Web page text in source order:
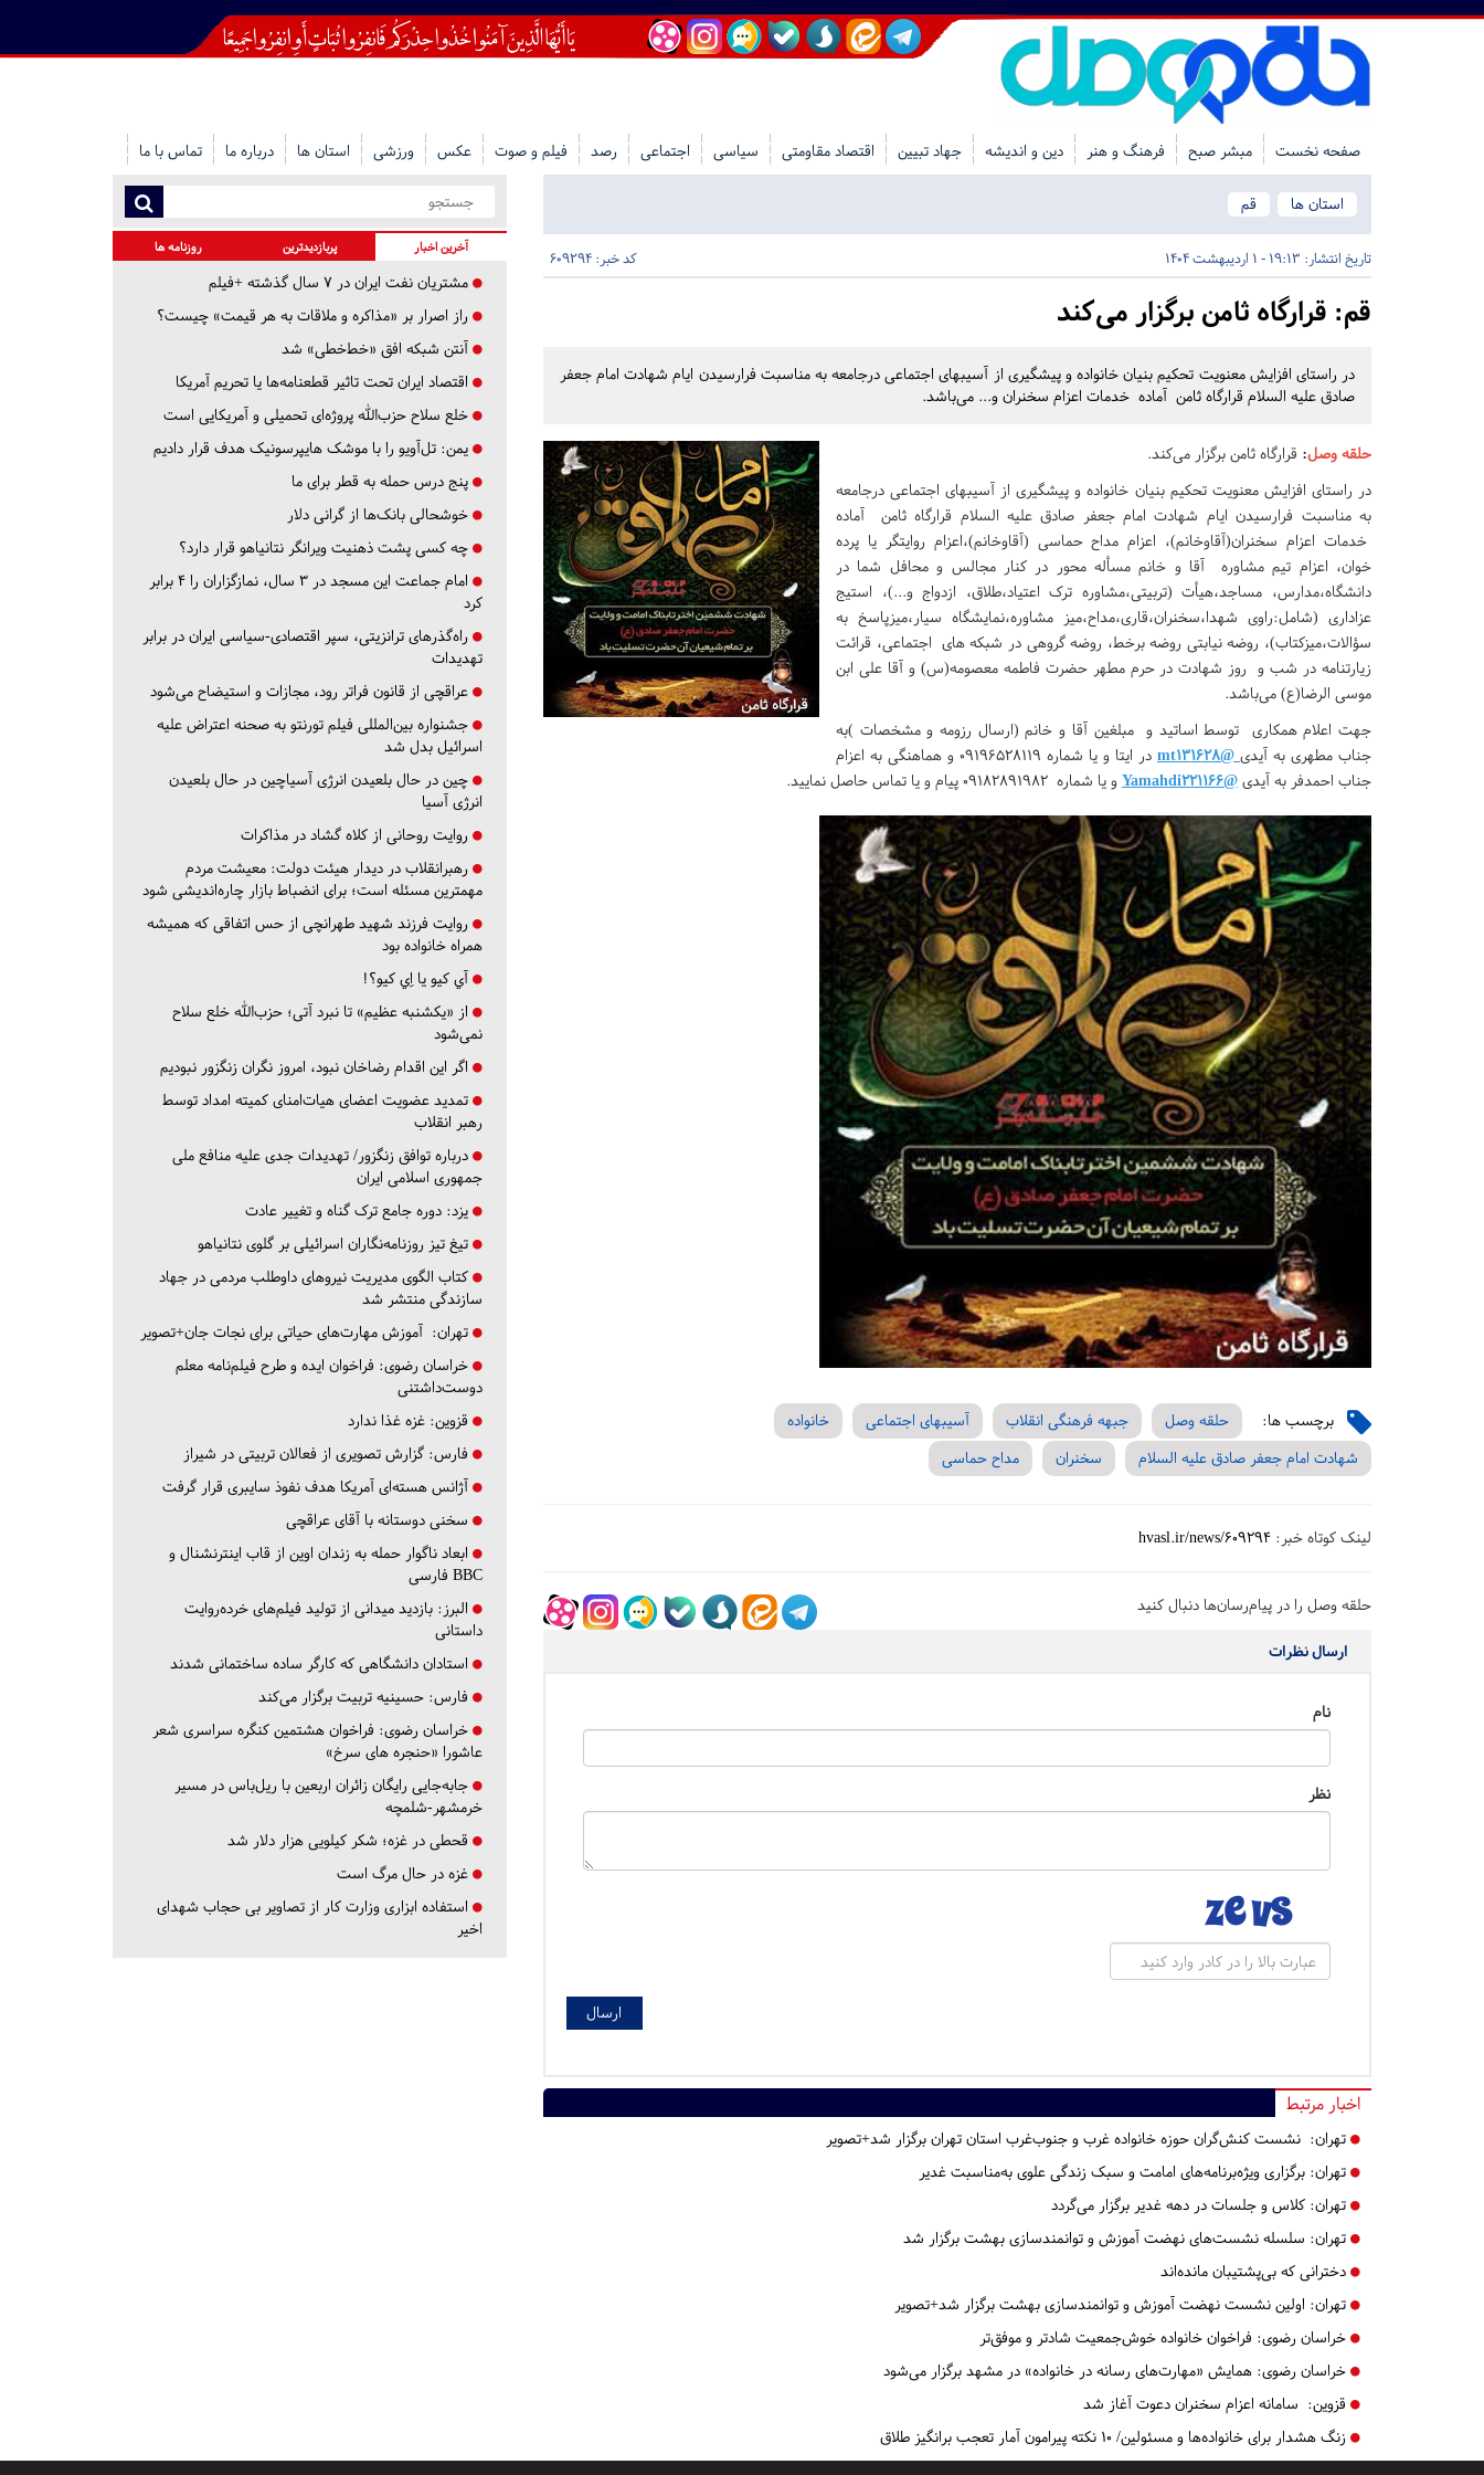
صفحه نخست مبشر صبح فرهنگ و هنر دین و اندیشه جهاد تبیین اقتصاد مقاومتی سیاسی اجتماعی رصد فیلم و صوت عکس ورزشی استان ها درباره ما تماس با ما
استان ها قم
تاریخ انتشار: 19:13 - 1 اردیبهشت 1404 کد خبر: 609294
قم: قرارگاه ثامن برگزار می‌کند
در راستای افزایش معنویت تحکیم بنیان خانواده و پیشگیری از آسیبهای اجتماعی درجامعه به مناسبت فرارسیدن ایام شهادت امام جعفر
صادق علیه السلام قرارگاه ثامن آماده خدمات اعزام سخنران و... می‌باشد.
حلقه وصل: قرارگاه ثامن برگزار می‌کند.
در راستای افزایش معنویت تحکیم بنیان خانواده و پیشگیری از آسیبهای اجتماعی درجامعه
به مناسبت فرارسیدن ایام شهادت امام جعفر صادق علیه السلام قرارگاه ثامن آماده
خدمات اعزام سخنران(آقاوخانم)، اعزام مداح حماسی (آقاوخانم)،اعزام روایتگر یا پرده
خوان، اعزام تیم مشاوره آقا و خانم مسأله محور در کنار مجالس و محافل شما در
دانشگاه،مدارس، مساجد،هیأت (تربیتی،مشاوره ترک اعتیاد،طلاق، ازدواج و...)، استیج
عزاداری (شامل:راوی شهدا،سخنران،قاری،مداح،میز مشاوره،نمایشگاه سیار،میزپاسخ به
سؤالات،میزکتاب)، روضه نیابتی روضه برخط، روضه گروهی در شبکه های اجتماعی، قرائت
زیارتنامه در شب و روز شهادت در حرم مطهر حضرت فاطمه معصومه(س) و آقا علی ابن
موسی الرضا(ع) می‌باشد.
جهت اعلام همکاری توسط اساتید و مبلغین آقا و خانم (ارسال رزومه و مشخصات )به
جناب مطهری به آیدی @mt131628
در ایتا و یا شماره 09196528119 و هماهنگی به اعزام
جناب احمدفر به آیدی @Yamahdi221166 و یا شماره 09182891982 پیام و یا تماس حاصل نمایید.
برچسب ها: حلقه وصل جبهه فرهنگی انقلاب آسیبهای اجتماعی
خانواده
شهادت امام جعفر صادق علیه السلام
سخنران مداح حماسی
لینک کوتاه خبر: hvasl.ir/news/609294
حلقه وصل را در پیام‌رسان‌ها دنبال کنید
ارسال نظرات
نام
نظر
اخبار مرتبط
تهران: نشست کنش‌گران حوزه خانواده غرب و جنوب‌غرب استان تهران برگزار شد+تصویر
تهران: برگزاری ویژه‌برنامه‌های امامت و سبک زندگی علوی به‌مناسبت غدیر
تهران: کلاس و جلسات در دهه غدیر برگزار می‌گردد
تهران: سلسله نشست‌های نهضت آموزش و توانمندسازی بهشت برگزار شد
دخترانی که بی‌پشتیبان مانده‌اند
تهران: اولین نشست نهضت آموزش و توانمندسازی بهشت برگزار شد+تصویر
خراسان رضوی: فراخوان خانواده خوش‌جمعیت شادتر و موفق‌تر
خراسان رضوی: همایش «مهارت‌های رسانه در خانواده» در مشهد برگزار می‌شود
قزوین: سامانه اعزام سخنران دعوت آغاز شد
زنگ هشدار برای خانواده‌ها و مسئولین/ ۱۰ نکته پیرامون آمار تعجب برانگیز طلاق
آخرین اخبار پربازدیدترین روزنامه ها
مشتریان نفت ایران در ۷ سال گذشته +فیلم
راز اصرار بر «مذاکره و ملاقات به هر قیمت» چیست؟
آنتن شبکه افق «خط‌خطی» شد
اقتصاد ایران تحت تاثیر قطعنامه‌ها یا تحریم‌ آمریکا
خلع سلاح حزب‌الله پروژه‌ای تحمیلی و آمریکایی است
یمن: تل‌آویو را با موشک هایپرسونیک هدف قرار دادیم
پنج درس‌ حمله به قطر برای ما
خوشحالی بانک‌ها از گرانی دلار
چه کسی پشت ذهنیت ویرانگر نتانیاهو قرار دارد؟
امام جماعت این مسجد در ۳ سال، نمازگزاران را ۴ برابر
کرد
راه‌گذرهای ترانزیتی، سپر اقتصادی-سیاسی ایران در برابر
تهدیدات
عراقچی از قانون فراتر رود، مجازات و استیضاح می‌شود
جشنواره بین‌المللی فیلم تورنتو به صحنه اعتراض علیه
اسرائیل بدل شد
چین در حال بلعیدن انرژی آسیاچین در حال بلعیدن
انرژی آسیا
روایت روحانی از کلاه گشاد در مذاکرات
رهبرانقلاب در دیدار هیئت دولت: معیشت مردم
مهمترین مسئله است؛ برای انضباط بازار چاره‌اندیشی شود
روایت فرزند شهید طهرانچی از حس اتفاقی که همیشه
همراه خانواده بود
آي كيو يا اِي كيو؟!
از «یکشنبه عظیم» تا نبرد آتی؛ حزب‌الله خلع سلاح
نمی‌شود
اگر این اقدام رضاخان نبود، امروز نگران زنگزور نبودیم
تمدید عضویت اعضای هیات‌امنای کمیته امداد توسط
رهبر انقلاب
درباره توافق زنگزور/ تهدیدات جدی علیه منافع ملی
جمهوری اسلامی ایران
یزد: دوره جامع ترک گناه و تغییر عادت
تیغ تیز روزنامه‌نگاران اسرائیلی بر گلوی نتانیاهو
کتاب الگوی مدیریت نیروهای داوطلب مردمی در جهاد
سازندگی منتشر شد
تهران: آموزش مهارت‌های حیاتی برای نجات جان+تصویر
خراسان رضوی: فراخوان ایده و طرح فیلم‌نامه معلم
دوست‌داشتنی
قزوین: غزه غذا ندارد
فارس: گزارش تصویری از فعالان تربیتی در شیراز
آژانس هسته‌ای آمریکا هدف نفوذ سایبری قرار گرفت
سخنی دوستانه با آقای عراقچی
ابعاد ناگوار حمله به زندان اوین از قاب اینترنشنال و
BBC فارسی
البرز: بازدید میدانی از تولید فیلم‌های خرده‌روایت
داستانی
استادان دانشگاهی که کارگر ساده ساختمانی شدند
فارس: حسینیه تربیت برگزار می‌کند
خراسان رضوی: فراخوان هشتمین کنگره سراسری شعر
عاشورا «حنجره های سرخ»
جابه‌جایی رایگان زائران اربعین با ریل‌باس در مسیر
خرمشهر-شلمچه
قحطی در غزه؛ شکر کیلویی هزار دلار شد
غزه در حال مرگ است
استفاده ابزاری وزارت کار از تصاویر بی حجاب شهدای
اخیر